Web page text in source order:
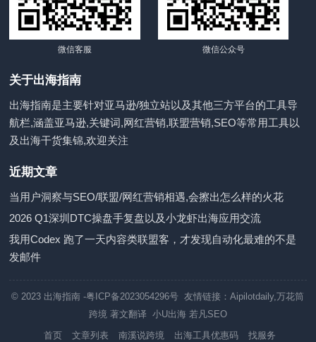
微信客服 微信公众号
关于出海指南
出海指南是主要针对亚马逊/独立站以及其他三方平台的工具导
航栏,涵盖亚马逊,关键词,网红营销,联盟营销,SEO等常用工具以
及出海干货集锦,欢迎关注
近期文章
当用户洞察与SEO/联盟/网红营销相遇,会擦出怎么样的火花
2026 Q1深圳DTC操盘手复盘以及小龙虾出海应用交流
我用Codex 跑了一天内容类联盟客，才发现自动化最难的不是
发邮件
© 2023 出海指南 -粤ICP备2023054296号 友情链接：Aipilotdaily,万花筒
跨境 著文翻译 小U出海 若凡SEO
首页
文章列表 南溪说跨境 出海工具优惠码 找服务